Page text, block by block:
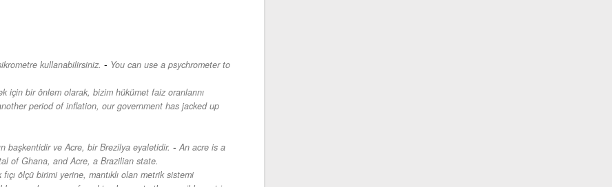
kullanabilirsiniz. - You can use a psychrometer to
için bir önlem olarak, bizim hükümet faiz oranlarını
period of inflation, our government has jacked up
başkentidir ve Acre, bir Brezilya eyaletidir. - An acre is a
of Ghana, and Acre, a Brazilian state.
ölçü birimi yerine, mantıklı olan metrik sistemi